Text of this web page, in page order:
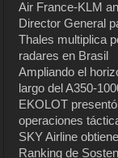
Air France-KLM
Director General
Thales multiplica
radares en Brasil
Ampliando el
largo del A350-
EKOLOT
operaciones
SKY Airline
Ranking de